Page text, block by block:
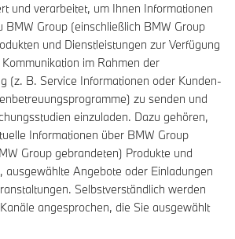
und verarbeitet, um Ihnen Informationen
BMW Group (einschließlich BMW Group
und Dienstleistungen zur Verfügung
im Rahmen der
(z. B. Service Informationen oder Kunden-
zu senden und
einzuladen. Dazu gehören,
Informationen über BMW Group
Group gebrandeten) Produkte und
ausgewählte Angebote oder Einladungen
Selbstverständlich werden
angesprochen, die Sie ausgewählt